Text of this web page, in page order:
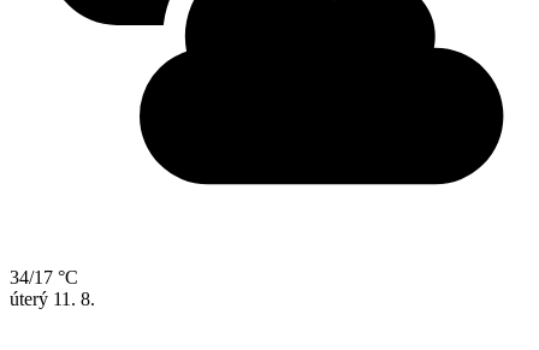
34/17 °C
úterý 11. 8.